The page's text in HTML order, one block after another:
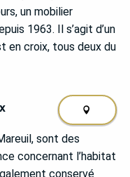
un mobilier
1963. Il s’agit d’un
en croix, tous deux du
sont des
concernant l’habitat
conservé